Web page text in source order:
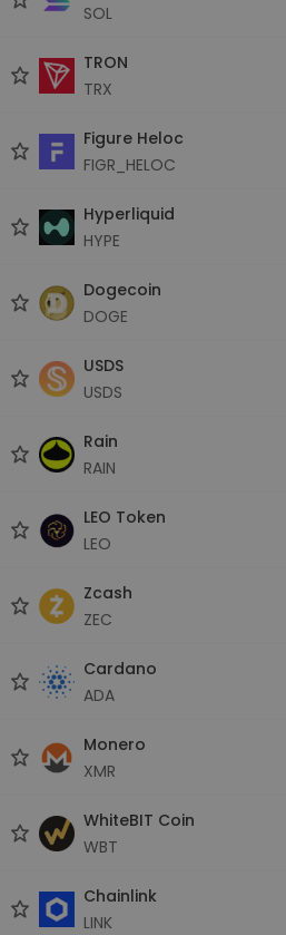
SOL
TRON
TRX
Figure Heloc
FIGR_HELOC
Hyperliquid
HYPE
Dogecoin
DOGE
USDS
USDS
Rain
RAIN
LEO Token
LEO
Zcash
ZEC
Cardano
ADA
Monero
XMR
WhiteBIT Coin
WBT
Chainlink
LINK